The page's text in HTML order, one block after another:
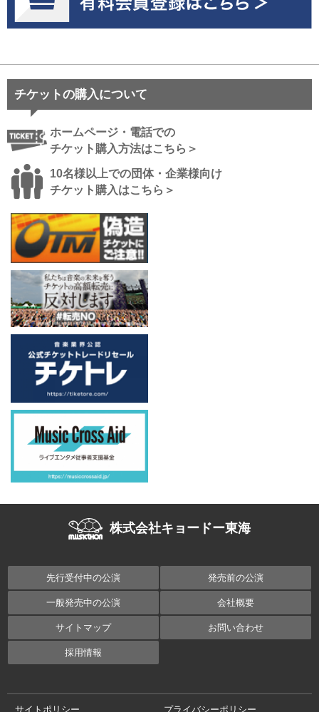
チケットの購入について
ホームページ・電話での
チケット購入方法はこちら＞
10名様以上での団体・企業様向け
チケット購入はこちら＞
株式会社キョードー東海
先行受付中の公演 発売前の公演
一般発売中の公演 会社概要
サイトマップ お問い合わせ
採用情報
サイトポリシー プライバシーポリシー